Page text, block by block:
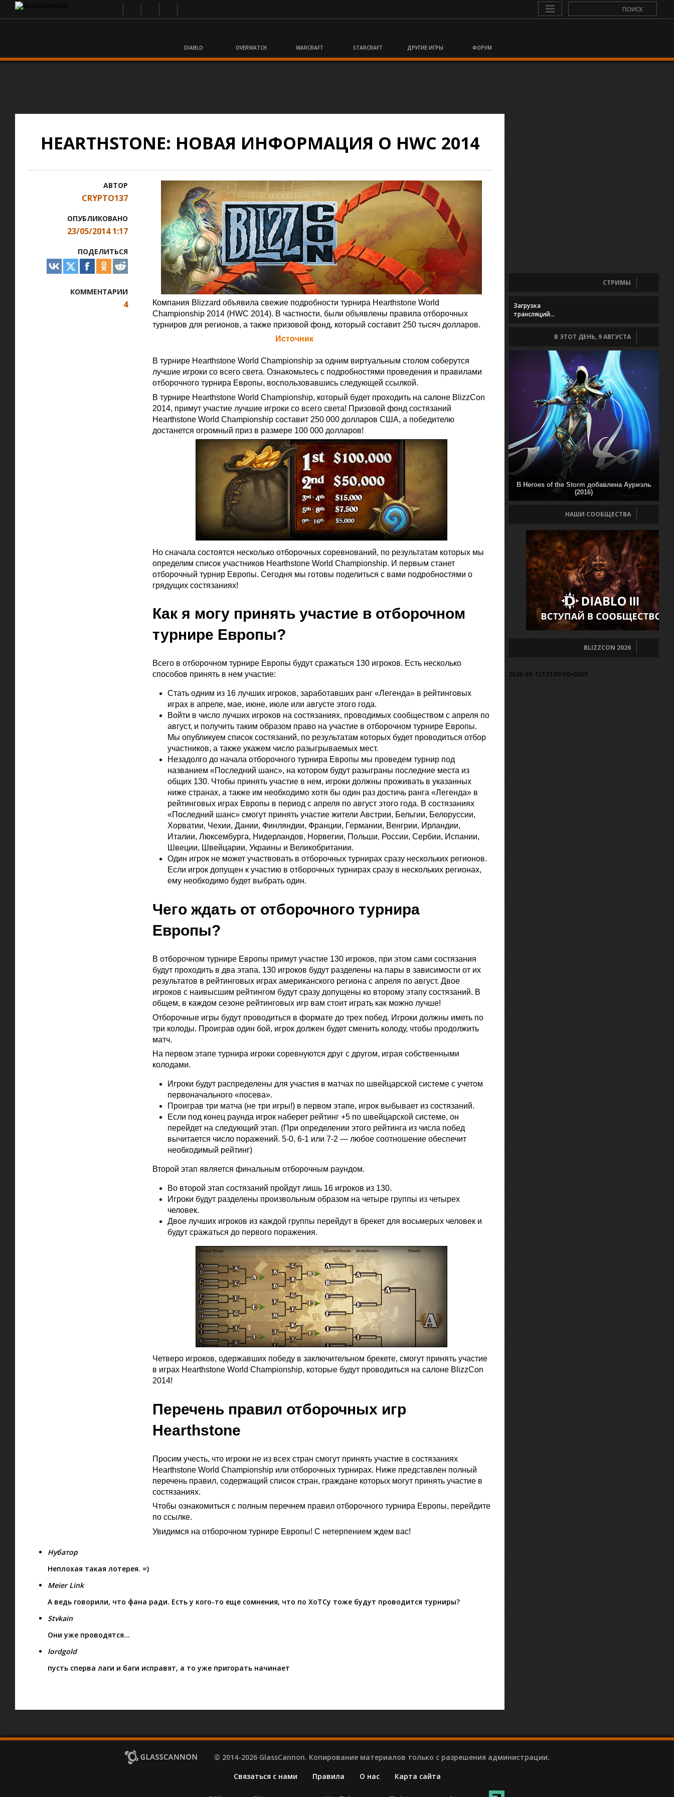
DIABLO OVERWATCH WARCRAFT STARCRAFT ДРУГИЕ ИГРЫ ФОРУМ
HEARTHSTONE: НОВАЯ ИНФОРМАЦИЯ О HWC 2014
АВТОР
CRYPTO137
ОПУБЛИКОВАНО
23/05/2014 1:17
ПОДЕЛИТЬСЯ
КОММЕНТАРИИ
4
Компания Blizzard объявила свежие подробности турнира Hearthstone World
Championship 2014 (HWC 2014). В частности, были объявлены правила отборочных
турниров для регионов, а также призовой фонд, который составит 250 тысяч долларов.
Источник
В турнире Hearthstone World Championship за одним виртуальным столом соберутся
лучшие игроки со всего света. Ознакомьтесь с подробностями проведения и правилами
отборочного турнира Европы, воспользовавшись следующей ссылкой.
В турнире Hearthstone World Championship, который будет проходить на салоне BlizzCon
2014, примут участие лучшие игроки со всего света! Призовой фонд состязаний
Hearthstone World Championship составит 250 000 долларов США, а победителю
достанется огромный приз в размере 100 000 долларов!
Но сначала состоятся несколько отборочных соревнований, по результатам которых мы
определим список участников Hearthstone World Championship. И первым станет
отборочный турнир Европы. Сегодня мы готовы поделиться с вами подробностями о
грядущих состязаниях!
Как я могу принять участие в отборочном
турнире Европы?
Всего в отборочном турнире Европы будут сражаться 130 игроков. Есть несколько
способов принять в нем участие:
Стать одним из 16 лучших игроков, заработавших ранг «Легенда» в рейтинговых
играх в апреле, мае, июне, июле или августе этого года.
Войти в число лучших игроков на состязаниях, проводимых сообществом с апреля по
август, и получить таким образом право на участие в отборочном турнире Европы.
Мы опубликуем список состязаний, по результатам которых будет проводиться отбор
участников, а также укажем число разыгрываемых мест.
Незадолго до начала отборочного турнира Европы мы проведем турнир под
названием «Последний шанс», на котором будут разыграны последние места из
общих 130. Чтобы принять участие в нем, игроки должны проживать в указанных
ниже странах, а также им необходимо хотя бы один раз достичь ранга «Легенда» в
рейтинговых играх Европы в период с апреля по август этого года. В состязаниях
«Последний шанс» смогут принять участие жители Австрии, Бельгии, Белоруссии,
Хорватии, Чехии, Дании, Финляндии, Франции, Германии, Венгрии, Ирландии,
Италии, Люксембурга, Нидерландов, Норвегии, Польши, России, Сербии, Испании,
Швеции, Швейцарии, Украины и Великобритании.
Один игрок не может участвовать в отборочных турнирах сразу нескольких регионов.
Если игрок допущен к участию в отборочных турнирах сразу в нескольких регионах,
ему необходимо будет выбрать один.
Чего ждать от отборочного турнира
Европы?
В отборочном турнире Европы примут участие 130 игроков, при этом сами состязания
будут проходить в два этапа. 130 игроков будут разделены на пары в зависимости от их
результатов в рейтинговых играх американского региона с апреля по август. Двое
игроков с наивысшим рейтингом будут сразу допущены ко второму этапу состязаний. В
общем, в каждом сезоне рейтинговых игр вам стоит играть как можно лучше!
Отборочные игры будут проводиться в формате до трех побед. Игроки должны иметь по
три колоды. Проиграв один бой, игрок должен будет сменить колоду, чтобы продолжить
матч.
На первом этапе турнира игроки соревнуются друг с другом, играя собственными
колодами.
Игроки будут распределены для участия в матчах по швейцарской системе с учетом
первоначального «посева».
Проиграв три матча (не три игры!) в первом этапе, игрок выбывает из состязаний.
Если под конец раунда игрок наберет рейтинг +5 по швейцарской системе, он
перейдет на следующий этап. (При определении этого рейтинга из числа побед
вычитается число поражений. 5-0, 6-1 или 7-2 — любое соотношение обеспечит
необходимый рейтинг)
Второй этап является финальным отборочным раундом.
Во второй этап состязаний пройдут лишь 16 игроков из 130.
Игроки будут разделены произвольным образом на четыре группы из четырех
человек.
Двое лучших игроков из каждой группы перейдут в брекет для восьмерых человек и
будут сражаться до первого поражения.
Четверо игроков, одержавших победу в заключительном брекете, смогут принять участие
в играх Hearthstone World Championship, которые будут проводиться на салоне BlizzCon
2014!
Перечень правил отборочных игр
Hearthstone
Просим учесть, что игроки не из всех стран смогут принять участие в состязаниях
Hearthstone World Championship или отборочных турнирах. Ниже представлен полный
перечень правил, содержащий список стран, граждане которых могут принять участие в
состязаниях.
Чтобы ознакомиться с полным перечнем правил отборочного турнира Европы, перейдите
по ссылке.
Увидимся на отборочном турнире Европы! С нетерпением ждем вас!
Нубатор
Неплохая такая лотерея. =)
Meier Link
А ведь говорили, что фана ради. Есть у кого-то еще сомнения, что по ХоТСу тоже будут проводится турниры?
Stvkain
Они уже проводятся…
lordgold
пусть сперва лаги и баги исправят, а то уже пригорать начинает
СТРИМЫ
Загрузка
трансляций...
В ЭТОТ ДЕНЬ, 9 АВГУСТА
В Heroes of the Storm добавлена Ауриэль
(2016)
НАШИ СООБЩЕСТВА
BLIZZCON 2026
2026-09-12T21:00:00+0300
© 2014-2026 GlassCannon. Копирование материалов только с разрешения администрации.
Связаться с нами
Правила О нас Карта сайта